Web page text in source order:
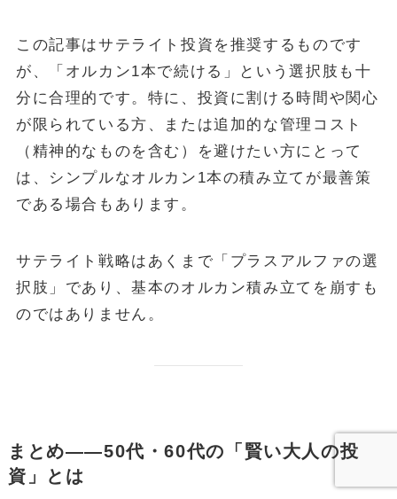
この記事はサテライト投資を推奨するものです
が、「オルカン1本で続ける」という選択肢も十
分に合理的です。特に、投資に割ける時間や関心
が限られている方、または追加的な管理コスト
（精神的なものを含む）を避けたい方にとって
は、シンプルなオルカン1本の積み立てが最善策
である場合もあります。
サテライト戦略はあくまで「プラスアルファの選
択肢」であり、基本のオルカン積み立てを崩すも
のではありません。
まとめ——50代・60代の「賢い大人の投
資」とは